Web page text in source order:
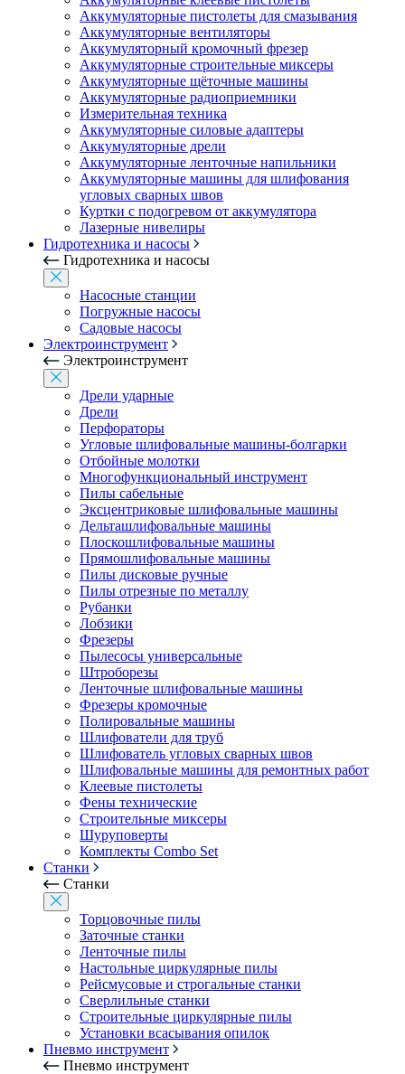
Аккумуляторные пистолеты для смазывания
Аккумуляторные вентиляторы
Аккумуляторный кромочный фрезер
Аккумуляторные строительные миксеры
Аккумуляторные щёточные машины
Аккумуляторные радиоприемники
Измерительная техника
Аккумуляторные силовые адаптеры
Аккумуляторные дрели
Аккумуляторные ленточные напильники
Аккумуляторные машины для шлифования
угловых сварных швов
Куртки с подогревом от аккумулятора
Лазерные нивелиры
Гидротехника и насосы
Гидротехника и насосы
Насосные станции
Погружные насосы
Садовые насосы
Электроинструмент
Электроинструмент
Дрели ударные
Дрели
Перфораторы
Угловые шлифовальные машины-болгарки
Отбойные молотки
Многофункциональный инструмент
Пилы сабельные
Эксцентриковые шлифовальные машины
Дельташлифовальные машины
Плоскошлифовальные машины
Прямошлифовальные машины
Пилы дисковые ручные
Пилы отрезные по металлу
Рубанки
Лобзики
Фрезеры
Пылесосы универсальные
Штроборезы
Ленточные шлифовальные машины
Фрезеры кромочные
Полировальные машины
Шлифователи для труб
Шлифователь угловых сварных швов
Шлифовальные машины для ремонтных работ
Клеевые пистолеты
Фены технические
Строительные миксеры
Шуруповерты
Комплекты Combo Set
Станки
Станки
Торцовочные пилы
Заточные станки
Ленточные пилы
Настольные циркулярные пилы
Рейсмусовые и строгальные станки
Сверлильные станки
Строительные циркулярные пилы
Установки всасывания опилок
Пневмо инструмент
Пневмо инструмент